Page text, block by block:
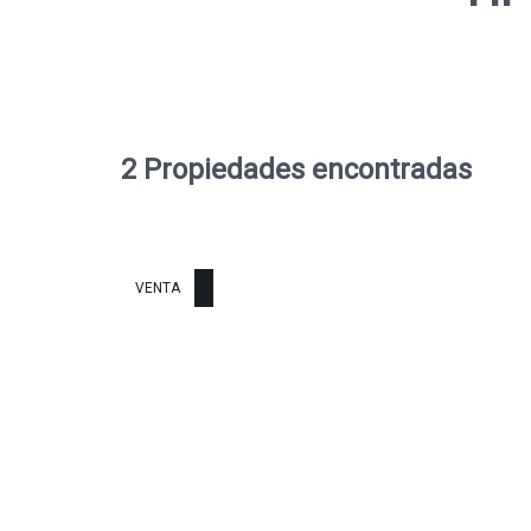
2 Propiedades encontradas
VENTA